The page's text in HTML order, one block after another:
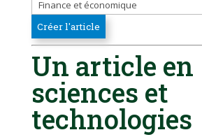
Un article en
sciences et
technologies